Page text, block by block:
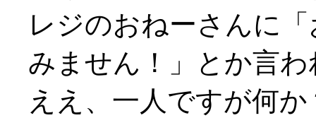
レジのおねーさんに
みません！」とか言
ええ、一人ですが何か